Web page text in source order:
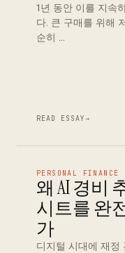
1년 동안 이를 지속
다. 큰 구매를 위해
순히 …
READ ESSAY→
PERSONAL FINANCE
왜 AI 경비
시트를 완
가
디지털 시대에 재정